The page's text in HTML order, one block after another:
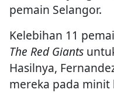
pemain Selangor.
Kelebihan 11
The Red Giants
Hasilnya,
mereka pada minit